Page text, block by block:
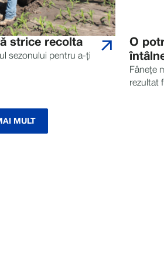
strice recolta
sezonului pentru a-ți
O
Fânețe
rezultat
MULT